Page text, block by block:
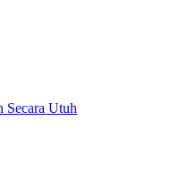
Secara Utuh